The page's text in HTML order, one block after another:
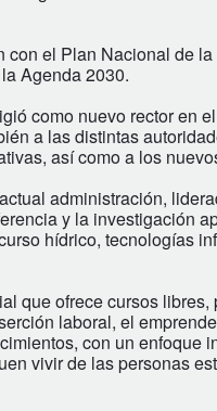
el Plan Nacional de
Agenda 2030.
como nuevo rector en
a las distintas
así como a los
administración,
y la investigación
hídrico, tecnologías
que ofrece cursos
laboral, el
con un enfoque
vivir de las personas